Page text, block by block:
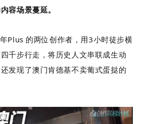
容场景蔓延。
Plus 的两位创作者，用3小时徒步横
千步行走，将历史人文串联成生动
发现了澳门肯德基不卖葡式蛋挞的